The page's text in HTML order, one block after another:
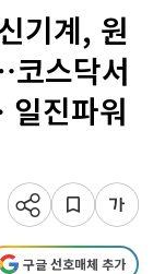
기계, 원
스닥서
일진파워
구글 선호매체 추가